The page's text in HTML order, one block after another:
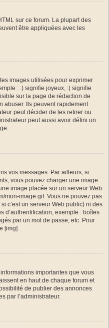
sur ce forum. La plupart des
être appliquées avec les
images utilisées pour exprimer
: :) signifie joyeux, :( signifie
sur la page de rédaction de
abuser. Ils peuvent rapidement
peut décider de les retirer ou
peut aussi avoir défini un
vos messages. Par ailleurs, si
vous pouvez charger une image
image placée sur un serveur Web
mon-image.gif. Vous ne pouvez pas
c’est un serveur Web public) ni des
d’authentification, exemple : boîtes
par un mot de passe, etc. Pour
[img].
importantes que vous
en haut de chaque forum et
de publier des annonces
par l’administrateur.